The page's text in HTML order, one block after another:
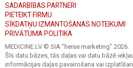
SADARBĪBAS PARTNERI
PIETEIKT FIRMU
SĪKDATŅU IZMANTOŠANAS NOTEIKUMI
PRIVĀTUMA POLITIKA
MEDICINE.LV © SIA "heise marketing" 2026.
Šīs datu bāzes, tās daļas vai datu bāzē
informācijas daļas pavairošana vai